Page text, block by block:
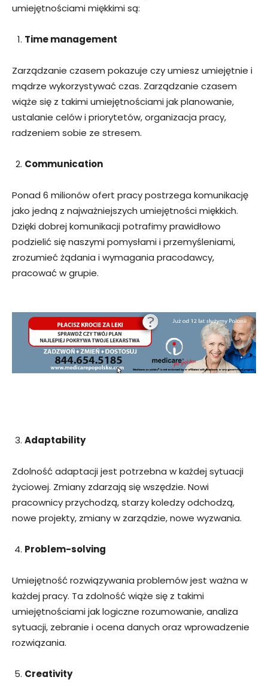
umiejętnościami miękkimi są:
Time management
Zarządzanie czasem pokazuje czy umiesz umiejętnie i
mądrze wykorzystywać czas. Zarządzanie czasem
wiąże się z takimi umiejętnościami jak planowanie,
ustalanie celów i priorytetów, organizacja pracy,
radzeniem sobie ze stresem.
Communication
Ponad 6 milionów ofert pracy postrzega komunikację
jako jedną z najważniejszych umiejętności miękkich.
Dzięki dobrej komunikacji potrafimy prawidłowo
podzielić się naszymi pomysłami i przemyśleniami,
zrozumieć żądania i wymagania pracodawcy,
pracować w grupie.
Adaptability
Zdolność adaptacji jest potrzebna w każdej sytuacji
życiowej. Zmiany zdarzają się wszędzie. Nowi
pracownicy przychodzą, starzy koledzy odchodzą,
nowe projekty, zmiany w zarządzie, nowe wyzwania.
Problem-solving
Umiejętność rozwiązywania problemów jest ważna w
każdej pracy. Ta zdolność wiąże się z takimi
umiejętnościami jak logiczne rozumowanie, analiza
sytuacji, zebranie i ocena danych oraz wprowadzenie
rozwiązania.
Creativity